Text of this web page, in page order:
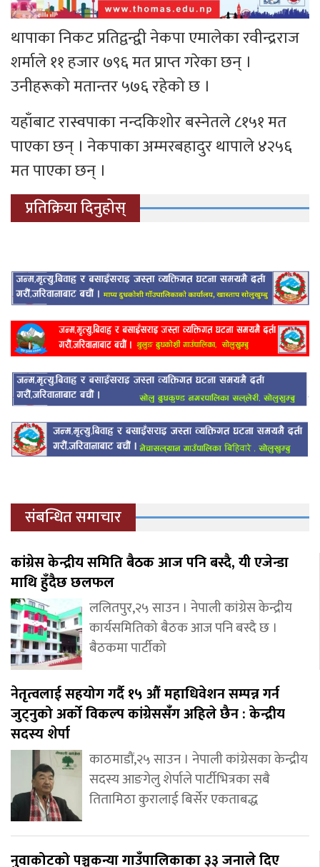
थापाका निकट प्रतिद्वन्द्वी नेकपा एमालेका रवीन्द्रराज
शर्माले ११ हजार ७९६ मत प्राप्त गरेका छन् ।
उनीहरूको मतान्तर ५७६ रहेको छ ।
यहाँबाट रास्वपाका नन्दकिशोर बस्नेतले ८१५१ मत
पाएका छन् । नेकपाका अम्मरबहादुर थापाले ४२५६
मत पाएका छन् ।
प्रतिक्रिया दिनुहोस्
संबन्धित समाचार
कांग्रेस केन्द्रीय समिति बैठक आज पनि बस्दै, यी एजेन्डा
माथि हुँदैछ छलफल
ललितपुर,२५ साउन । नेपाली कांग्रेस केन्द्रीय
कार्यसमितिको बैठक आज पनि बस्दै छ ।
बैठकमा पार्टीको
नेतृत्वलाई सहयोग गर्दै १५ औं महाधिवेशन सम्पन्न गर्न
जुट्नुको अर्को विकल्प कांग्रेससंँग अहिले छैन : केन्द्रीय
सदस्य शेर्पा
काठमाडौं,२५ साउन । नेपाली कांग्रेसका केन्द्रीय
सदस्य आङगेलु शेर्पाले पार्टीभित्रका सबै
तितामिठा कुरालाई बिर्सेर एकताबद्ध
नुवाकोटको पञ्चकन्या गाउँपालिकाका ३३ जनाले दिए